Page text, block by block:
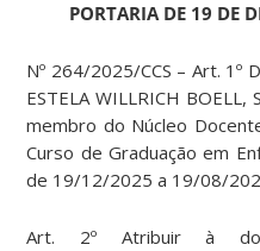
PORTARIA DE 19 DE
Nº 264/2025/CCS – Art. 1º
ESTELA WILLRICH BOELL,
membro do Núcleo
Curso de Graduação em
de 19/12/2025 a 19/08/
Art. 2º Atribuir à